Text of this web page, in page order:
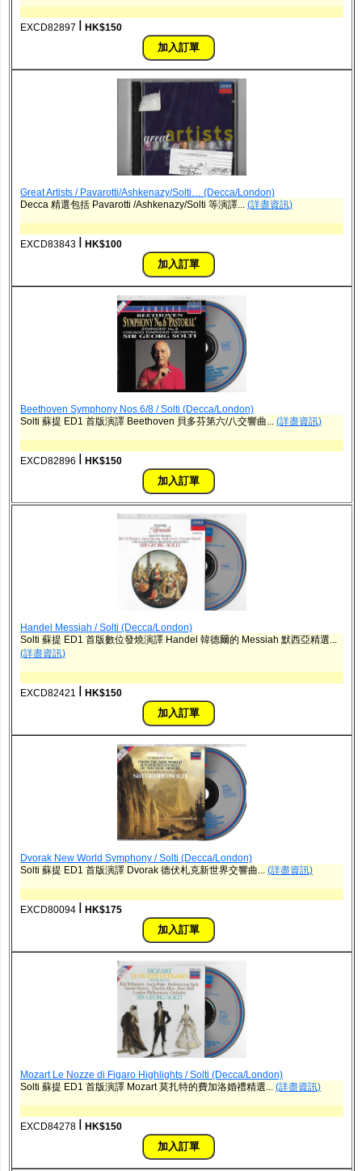
EXCD82897 ǀ HK$150
Great Artists / Pavarotti/Ashkenazy/Solti… (Decca/London)
Decca 精選包括 Pavarotti /Ashkenazy/Solti 等演譯... (詳盡資訊)
EXCD83843 ǀ HK$100
Beethoven Symphony Nos.6/8 / Solti (Decca/London)
Solti 蘇提 ED1 首版演譯 Beethoven 貝多芬第六/八交響曲... (詳盡資訊)
EXCD82896 ǀ HK$150
Handel Messiah / Solti (Decca/London)
Solti 蘇提 ED1 首版數位發燒演譯 Handel 韓德爾的 Messiah 默西亞精選...
(詳盡資訊)
EXCD82421 ǀ HK$150
Dvorak New World Symphony / Solti (Decca/London)
Solti 蘇提 ED1 首版演譯 Dvorak 德伏札克新世界交響曲... (詳盡資訊)
EXCD80094 ǀ HK$175
Mozart Le Nozze di Figaro Highlights / Solti (Decca/London)
Solti 蘇提 ED1 首版演譯 Mozart 莫扎特的費加洛婚禮精選... (詳盡資訊)
EXCD84278 ǀ HK$150